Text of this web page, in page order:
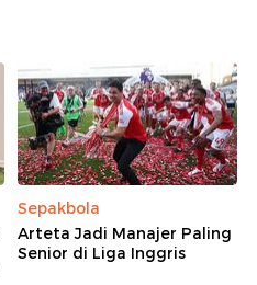
Sepakbola
Arteta Jadi Manajer Paling
Senior di Liga Inggris